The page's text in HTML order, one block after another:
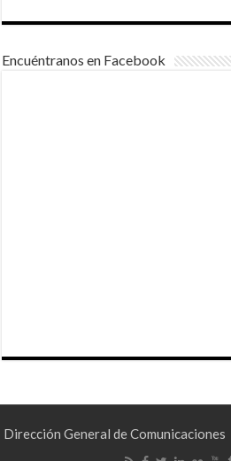
Encuéntranos en Facebook
Dirección General de Comunicaciones